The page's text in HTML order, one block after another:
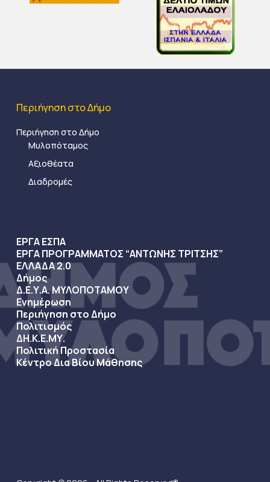
Περιήγηση στο Δήμο
Περιήγηση στο Δήμο
Μυλοπόταμος
Αξιοθέατα
Διαδρομές
ΕΡΓΑ ΕΣΠΑ
ΕΡΓΑ ΠΡΟΓΡΑΜΜΑΤΟΣ “ΑΝΤΩΝΗΣ ΤΡΙΤΣΗΣ”
ΕΛΛΑΔΑ 2.0
Δήμος
Δ.Ε.Υ.Α. ΜΥΛΟΠΟΤΑΜΟΥ
Ενημέρωση
Περιήγηση στο Δήμο
Πολιτισμός
ΔΗ.Κ.Ε.ΜΥ.
Πολιτική Προστασία
Κέντρο Δια Βίου Μάθησης